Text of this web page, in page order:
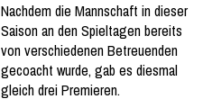
Nachdem die Mannschaft in dieser
Saison an den Spieltagen bereits
von verschiedenen Betreuenden
gecoacht wurde, gab es diesmal
gleich drei Premieren.